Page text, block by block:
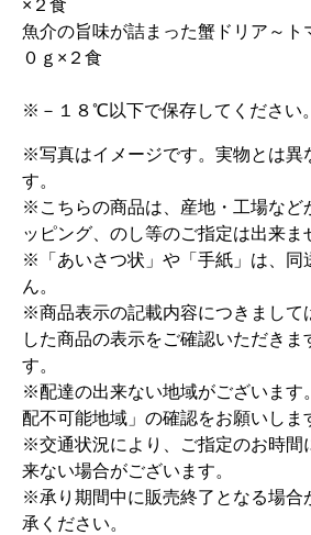
×２食
魚介の旨味が詰まった蟹ドリア～
０ｇ×２食
※－１８℃以下で保存してください。
※写真はイメージです。実物とは異
す。
※こちらの商品は、産地・工場など
ッピング、のし等のご指定は出来ま
※「あいさつ状」や「手紙」は、同
ん。
※商品表示の記載内容につきまして
した商品の表示をご確認いただきま
す。
※配達の出来ない地域がございます
配不可能地域」の確認をお願いしま
※交通状況により、ご指定のお時間
来ない場合がございます。
※承り期間中に販売終了となる場合
承ください。